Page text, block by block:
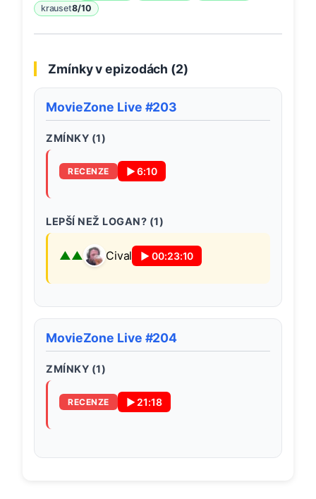
krauset8/10
Zmínky v epizodách (2)
MovieZone Live #203
ZMÍNKY (1)
RECENZE ▶6:10
LEPŠÍ NEŽ LOGAN? (1)
Cival ▶00:23:10
MovieZone Live #204
ZMÍNKY (1)
RECENZE ▶ 21:18